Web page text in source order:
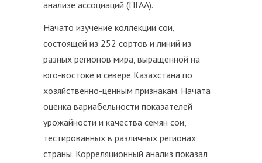
анализе ассоциаций (ПГАА).
Начато изучение коллекции сои,
состоящей из 252 сортов и линий из
разных регионов мира, выращенной на
юго-востоке и севере Казахстана по
хозяйственно-ценным признакам. Начата
оценка вариабельности показателей
урожайности и качества семян сои,
тестированных в различных регионах
страны. Корреляционный анализ показал